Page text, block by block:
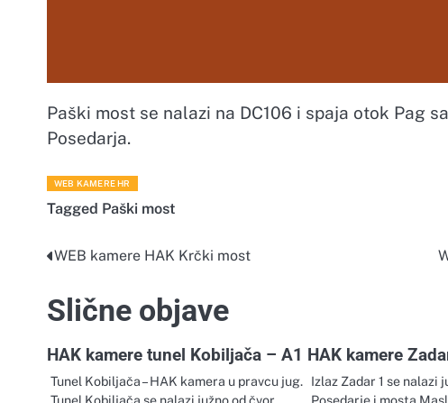
Paški most se nalazi na DC106 i spaja otok Pag
Posedarja.
WEB KAMERE HR
Tagged Paški most
Navigacija
objava
WEB kamere HAK Krčki most
Slične objave
HAK kamere tunel Kobiljača – A1
Tunel Kobiljača – HAK kamera u pravcu jug.
Tunel Kobiljača se nalazi južno od čvor
HAK kamere
Izlaz Zadar 1 se nalazi
Posedarje i mosta